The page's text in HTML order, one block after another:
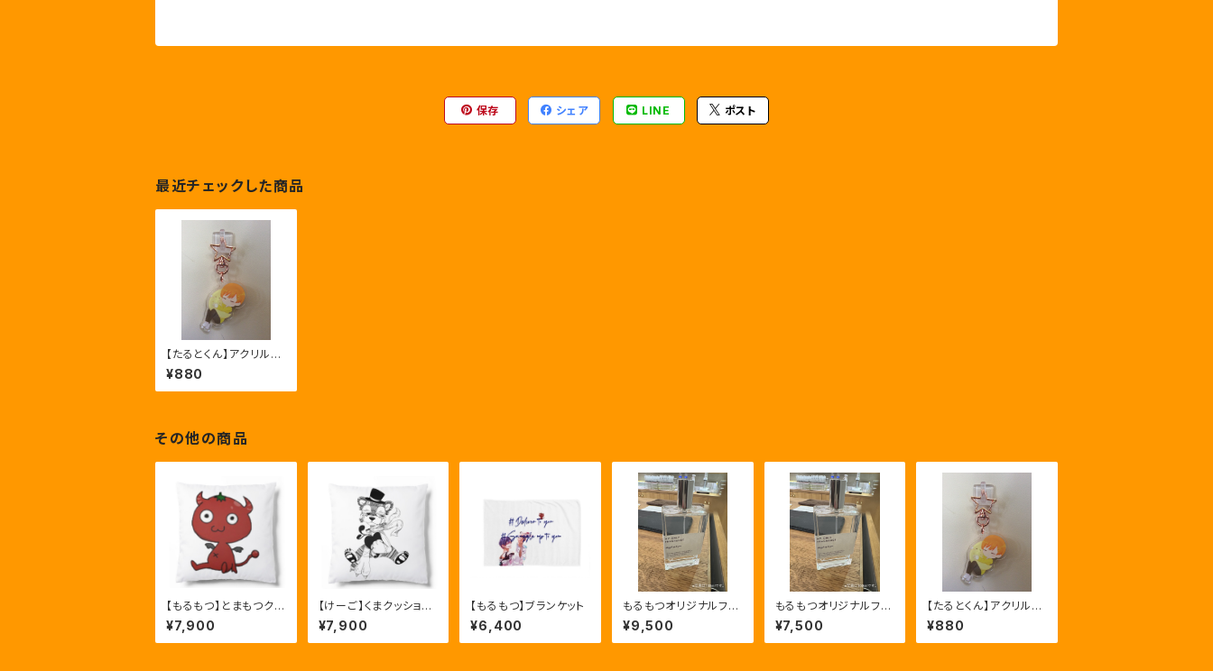
保存 シェア LINE ポスト
最近チェックした商品
【たるとくん】アクリルキ
ーホルダー
¥880
その他の商品
【もるもつ】とまもつクッ
ション
¥7,900
【けーご】くまクッション
A
¥7,900
【もるもつ】ブランケット
¥6,400
もるもつオリジナルフレ
グランス『snuggle up
to you』100ml
¥9,500
もるもつオリジナルフレ
グランス『snuggle up
to you』50ml
¥7,500
【たるとくん】アクリルキ
ーホルダー
¥880